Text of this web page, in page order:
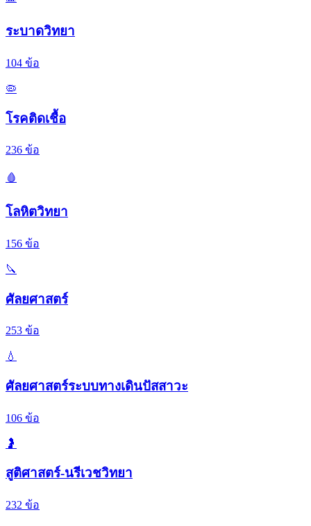
ระบาดวิทยา
104 ข้อ
🦠
โรคติดเชื้อ
236 ข้อ
🩸
โลหิตวิทยา
156 ข้อ
🔪
ศัลยศาสตร์
253 ข้อ
💧
ศัลยศาสตร์ระบบทางเดินปัสสาวะ
106 ข้อ
🤰
สูติศาสตร์-นรีเวชวิทยา
232 ข้อ